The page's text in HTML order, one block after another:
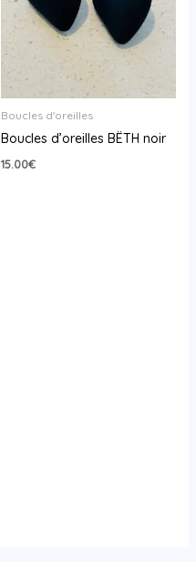
Boucles d'oreilles
Boucles d’oreilles BËTH noir
15.00€